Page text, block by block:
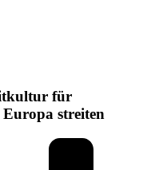
für
streiten